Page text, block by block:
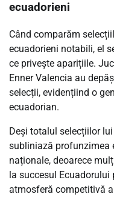
ecuadorieni
Când comparăm
ecuadorieni notabili, el
ce privește aparițiile.
Enner Valencia au
selecții, evidențiind o
ecuadorian.
Deși totalul selecțiilor
subliniază profunzimea
naționale, deoarece
la succesul Ecuadorului
atmosferă competitivă